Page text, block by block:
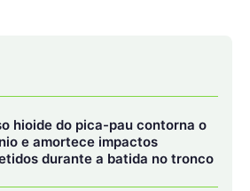
hioide do pica-pau contorna o
e amortece impactos
durante a batida no tronco